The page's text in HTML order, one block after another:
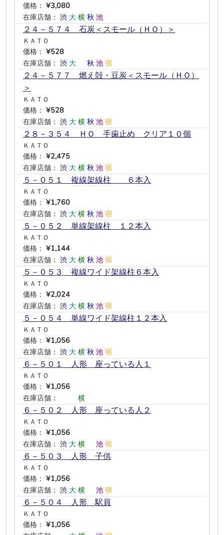
価格： ¥3,080
在庫店舗： 渋 大 横 秋 池
２４－５７４ 石炭＜スモール（ＨＯ）＞
ＫＡＴＯ
価格： ¥528
在庫店舗： 渋 大 秋 池 宿
２４－５７７ 燃え殻・豆炭＜スモール（ＨＯ）
＞
ＫＡＴＯ
価格： ¥528
在庫店舗： 渋 大 横 秋 池 宿
２８－３５４ ＨＯ 手歯止め クリア１０個
ＫＡＴＯ
価格： ¥2,475
在庫店舗： 渋 大 横 秋 池 宿
５－０５１ 複線架線柱 ６本入
ＫＡＴＯ
価格： ¥1,760
在庫店舗： 渋 大 横 秋 池 宿
５－０５２ 単線架線柱 １２本入
ＫＡＴＯ
価格： ¥1,144
在庫店舗： 渋 大 横 秋 池 宿
５－０５３ 複線ワイド架線柱６本入
ＫＡＴＯ
価格： ¥2,024
在庫店舗： 渋 大 横 秋 池 宿
５－０５４ 単線ワイド架線柱１２本入
ＫＡＴＯ
価格： ¥1,056
在庫店舗： 渋 大 横 秋 池 宿
６－５０１ 人形 座っている人１
ＫＡＴＯ
価格： ¥1,056
在庫店舗：
横
６－５０２ 人形 座っている人２
ＫＡＴＯ
価格： ¥1,056
在庫店舗： 渋 大 横 池 宿
６－５０３ 人形 子供
ＫＡＴＯ
価格： ¥1,056
在庫店舗： 渋 大 横 池 宿
６－５０４ 人形 駅員
ＫＡＴＯ
価格： ¥1,056